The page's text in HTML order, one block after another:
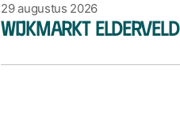
29 augustus 2026
Wijkmarkt Elderveld